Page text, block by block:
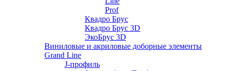
Prof
Квадро Брус
Квадро Брус 3D
ЭкоБрус 3D
Виниловые и акриловые доборные элементы
Grand Line
J-профиль